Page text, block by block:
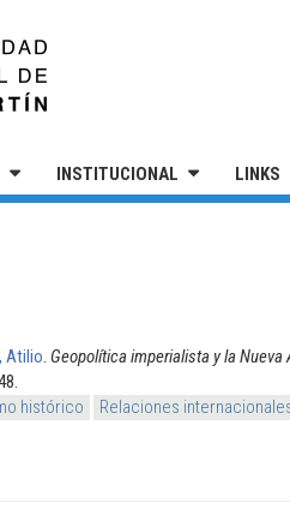
INSTITUCIONAL LINKS
Atilio Geopolítica imperialista y la Nueva
histórico
Relaciones